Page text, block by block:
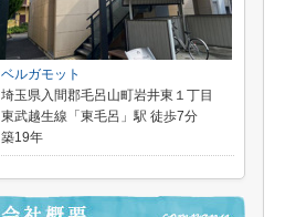
ベルガモット
埼玉県入間郡毛呂山町岩井東１丁目
東武越生線「東毛呂」駅 徒歩7分
築19年